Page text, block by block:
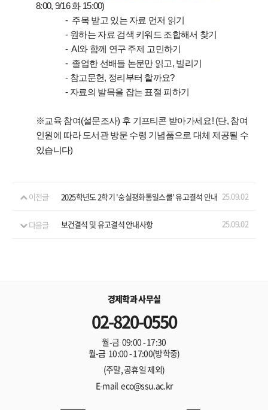
8:00, 9/16 화 15:00)
- 주목 받고 있는 자료 먼저 읽기
- 원하는 자료 검색 키워드 조합해서 찾기
- AI와 함께 연구 주제 고민하기
- 졸업한 선배들 논문만 읽고, 빌리기
- 참고문헌, 정리부터 할까요?
- 자료의 발목을 잡는 표절 피하기
※교육 참여(설문조사) 후 기프티콘 받아가세요! (단, 참여
인원에 따라 도서관 방문 수령 기념품으로 대체 제공될 수
있습니다)
이전글 2025학년도 2학기 '숭실평화통일스쿨' 유고결석 안내 25.09.02
다음글 보건결석 및 유고결석 안내사항 25.09.02
경제학과 사무실
02-820-0550
월-금 09:00 - 17:30
월-금 10:00 - 17:00(방학중)
(주말, 공휴일 제외)
E-mail eco@ssu.ac.kr